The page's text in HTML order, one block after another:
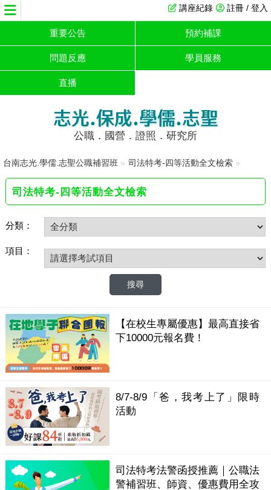
註冊 / 登入
講座紀錄
重要公告 預約補課
問題反應 學員服務
直播
志光.保成.學儒.志聖
公職．國營．證照．研究所
台南志光.學儒.志聖公職補習班 » 司法特考-四等活動全文檢索 »
司法特考-四等活動全文檢索
分類：
項目：
【在校生專屬優惠】最高直接省
下10000元報名費！
8/7-8/9「爸，我考上了」限時
活動
司法特考法警函授推薦｜公職法
警補習班、師資、優惠費用全攻